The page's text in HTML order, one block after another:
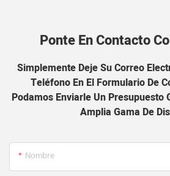
Ponte En Contacto
Simplemente Deje Su Correo
Teléfono En El Formulario De
Podamos Enviarle Un Presupuesto
Amplia Gama De
Nombre